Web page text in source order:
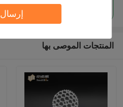
إرسال
المنتجات الموصى بها